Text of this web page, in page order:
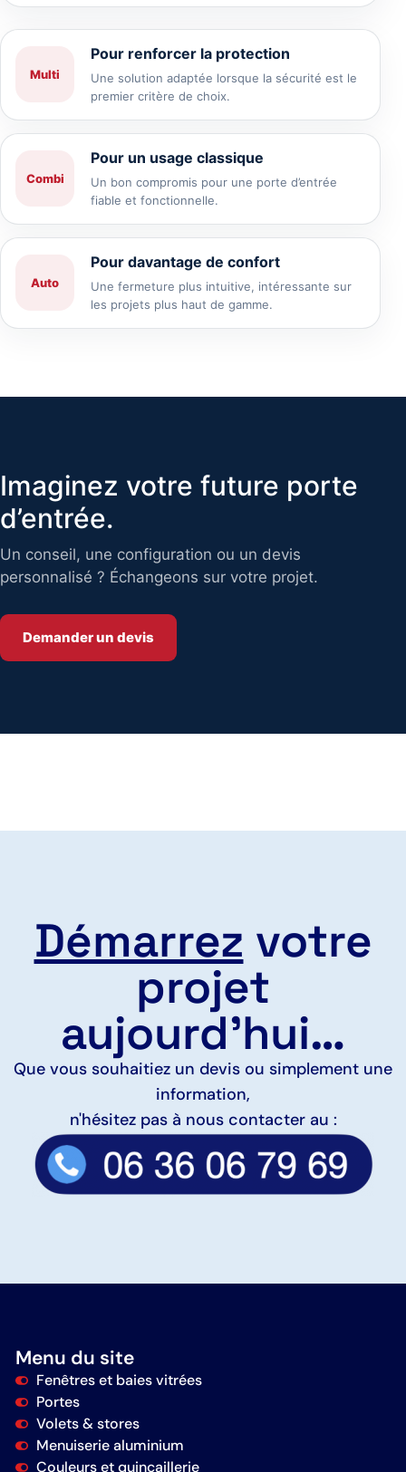
Multi
Pour renforcer la protection
Une solution adaptée lorsque la sécurité est le
premier critère de choix.
Combi
Pour un usage classique
Un bon compromis pour une porte d’entrée
fiable et fonctionnelle.
Auto
Pour davantage de confort
Une fermeture plus intuitive, intéressante sur
les projets plus haut de gamme.
Imaginez votre future porte
d’entrée.
Un conseil, une configuration ou un devis
personnalisé ? Échangeons sur votre projet.
Demander un devis
Démarrez votre
projet
aujourd'hui…
Que vous souhaitiez un devis ou simplement une
information,
n'hésitez pas à nous contacter au :
Menu du site
Fenêtres et baies vitrées
Portes
Volets & stores
Menuiserie aluminium
Couleurs et quincaillerie